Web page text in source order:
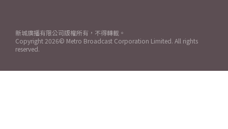
新城廣播有限公司版權所有，不得轉載。
Copyright 2026© Metro Broadcast Corporation Limited. All rights
reserved.